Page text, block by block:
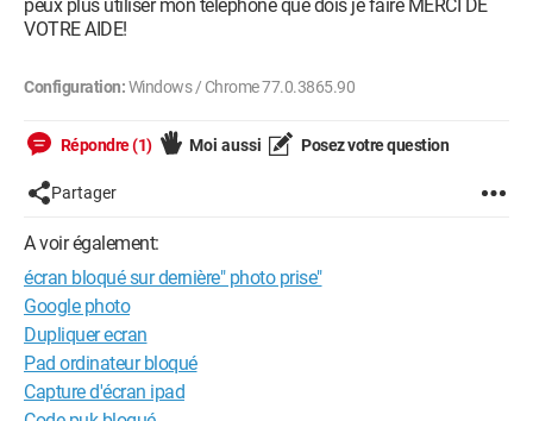
peux plus utiliser mon téléphone que dois je faire MERCI DE
VOTRE AIDE!
Configuration:Windows / Chrome 77.0.3865.90
Répondre (1) Moi aussi Posez votre question
Partager
A voir également:
écran bloqué sur dernière" photo prise"
Google photo
Dupliquer ecran
Pad ordinateur bloqué
Capture d'écran ipad